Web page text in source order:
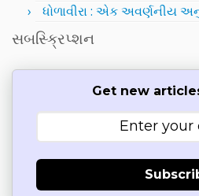
ધોળાવીરા : એક અવર્ણનીય
સબસ્ક્રિપ્શન
Get new